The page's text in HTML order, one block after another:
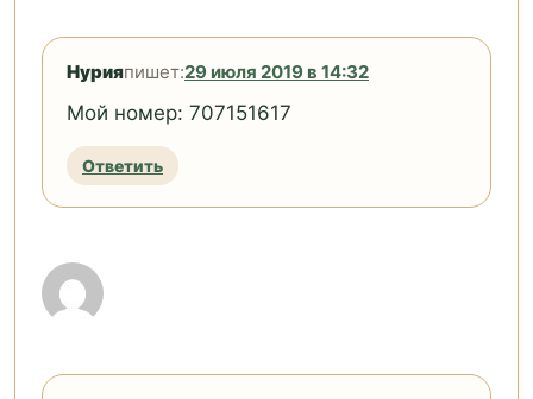
Нурияпишет:29 июля 2019 в 14:32
Мой номер: 707151617
Ответить